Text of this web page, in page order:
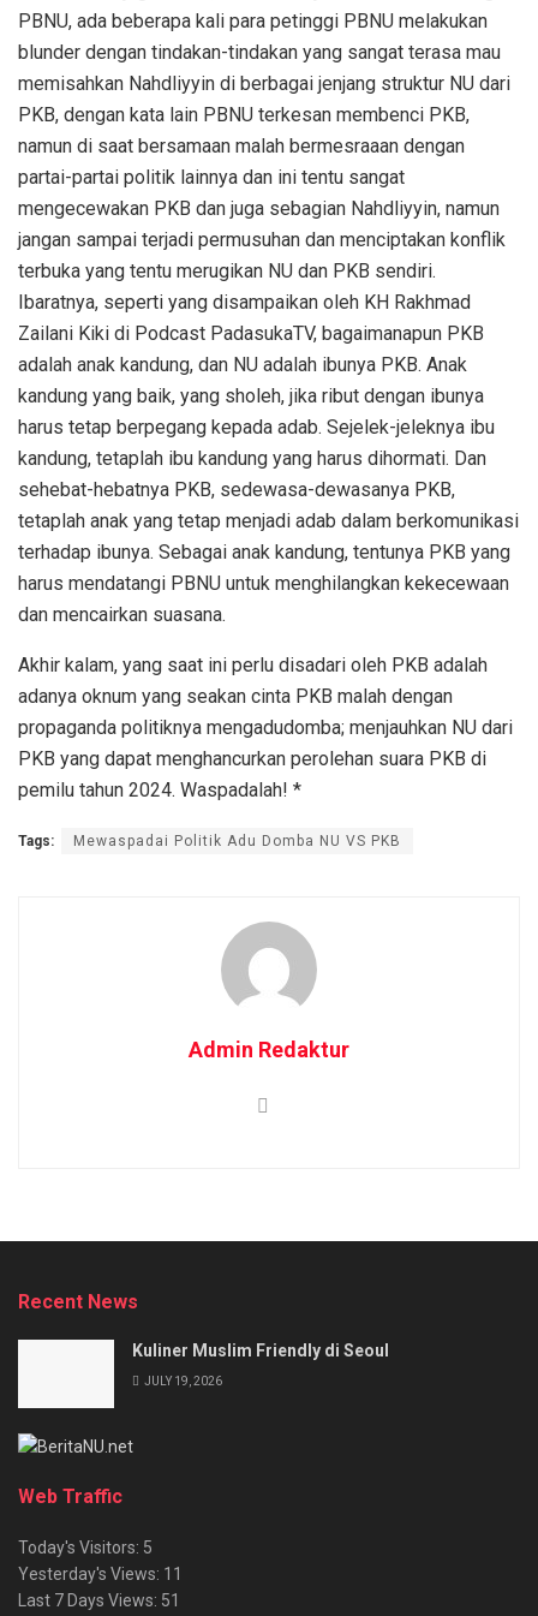
PBNU, ada beberapa kali para petinggi PBNU melakukan
blunder dengan tindakan-tindakan yang sangat terasa mau
memisahkan Nahdliyyin di berbagai jenjang struktur NU dari
PKB, dengan kata lain PBNU terkesan membenci PKB,
namun di saat bersamaan malah bermesraaan dengan
partai-partai politik lainnya dan ini tentu sangat
mengecewakan PKB dan juga sebagian Nahdliyyin, namun
jangan sampai terjadi permusuhan dan menciptakan konflik
terbuka yang tentu merugikan NU dan PKB sendiri.
Ibaratnya, seperti yang disampaikan oleh KH Rakhmad
Zailani Kiki di Podcast PadasukaTV, bagaimanapun PKB
adalah anak kandung, dan NU adalah ibunya PKB. Anak
kandung yang baik, yang sholeh, jika ribut dengan ibunya
harus tetap berpegang kepada adab. Sejelek-jeleknya ibu
kandung, tetaplah ibu kandung yang harus dihormati. Dan
sehebat-hebatnya PKB, sedewasa-dewasanya PKB,
tetaplah anak yang tetap menjadi adab dalam berkomunikasi
terhadap ibunya. Sebagai anak kandung, tentunya PKB yang
harus mendatangi PBNU untuk menghilangkan kekecewaan
dan mencairkan suasana.
Akhir kalam, yang saat ini perlu disadari oleh PKB adalah
adanya oknum yang seakan cinta PKB malah dengan
propaganda politiknya mengadudomba; menjauhkan NU dari
PKB yang dapat menghancurkan perolehan suara PKB di
pemilu tahun 2024. Waspadalah! *
Tags: Mewaspadai Politik Adu Domba NU VS PKB
Admin Redaktur
Recent News
Kuliner Muslim Friendly di Seoul
JULY 19, 2026
Web Traffic
Today's Visitors: 5
Yesterday's Views: 11
Last 7 Days Views: 51